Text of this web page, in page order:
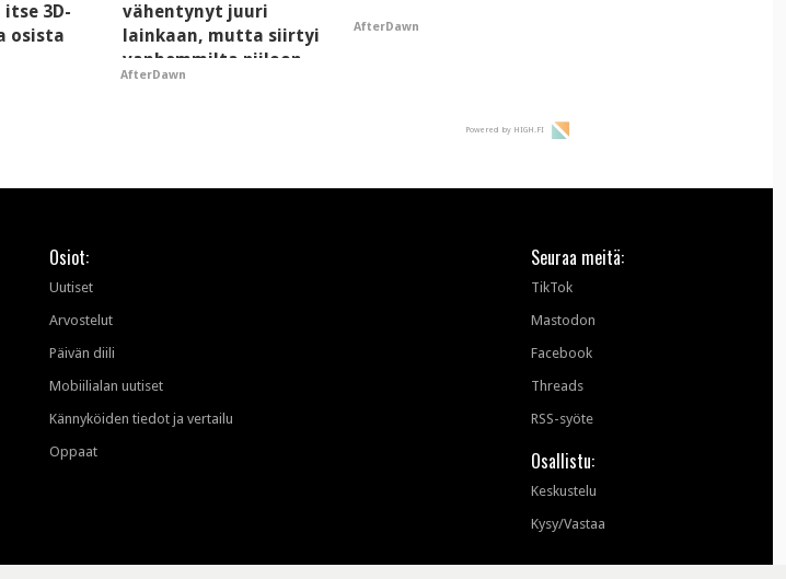
3D-
osista
vähentynyt juuri
lainkaan, mutta siirtyi
vanhemmilta piiloon
AfterDawn
AfterDawn
Powered by HIGH.FI
Osiot:
Uutiset
Arvostelut
Päivän diili
Mobiilialan uutiset
Kännyköiden tiedot ja vertailu
Oppaat
Seuraa meitä:
TikTok
Mastodon
Facebook
Threads
RSS-syöte
Osallistu:
Keskustelu
Kysy/Vastaa